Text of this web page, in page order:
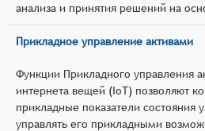
анализа и принятия решений на
Прикладное управление активами
Функции Прикладного управления
интернета вещей (IoT) позволяют
прикладные показатели состояния
управлять его прикладными